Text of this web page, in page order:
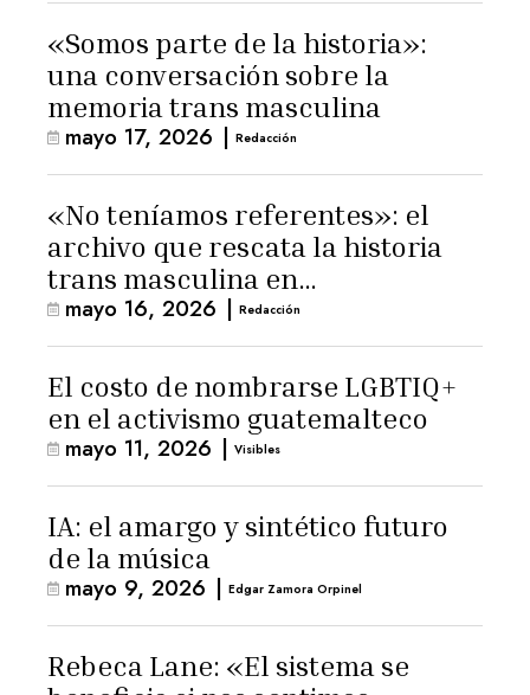
«Somos parte de la historia»:
una conversación sobre la
memoria trans masculina
mayo 17, 2026 | Redacción
«No teníamos referentes»: el
archivo que rescata la historia
trans masculina en
Latinoamérica
mayo 16, 2026 | Redacción
El costo de nombrarse LGBTIQ+
en el activismo guatemalteco
mayo 11, 2026 | Visibles
IA: el amargo y sintético futuro
de la música
mayo 9, 2026 | Edgar Zamora Orpinel
Rebeca Lane: «El sistema se